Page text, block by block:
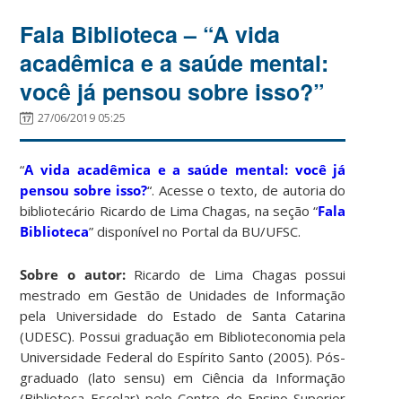
Fala Biblioteca – “A vida
acadêmica e a saúde mental:
você já pensou sobre isso?”
27/06/2019 05:25
“A vida acadêmica e a saúde mental: você já
pensou sobre isso?“. Acesse o texto, de autoria do
bibliotecário Ricardo de Lima Chagas, na seção “Fala
Biblioteca” disponível no Portal da BU/UFSC.
Sobre o autor:Ricardo de Lima Chagas possui
mestrado em Gestão de Unidades de Informação
pela Universidade do Estado de Santa Catarina
(UDESC). Possui graduação em Biblioteconomia pela
Universidade Federal do Espírito Santo (2005). Pós-
graduado (lato sensu) em Ciência da Informação